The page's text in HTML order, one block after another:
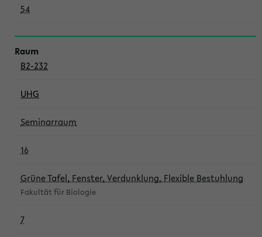
54
B2-232
UHG
Seminarraum
16
Grüne Tafel, Fenster, Verdunklung, Flexible Bestuhlung
Fakultät für Biologie
7